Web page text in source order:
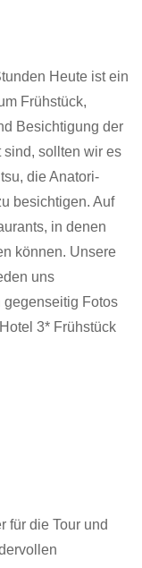
Heute ist ein
Frühstück,
Besichtigung der
sind, sollten wir es
die Anatori-
besichtigen. Auf
in denen
können. Unsere
uns
gegenseitig Fotos
3* Frühstück
für die Tour und